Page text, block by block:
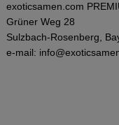
exoticsamen.com
Grüner Weg 28
Sulzbach-Rosenberg,
e-mail: